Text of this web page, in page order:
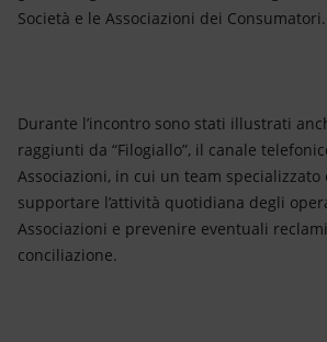
Società e le Associazioni dei Consumatori.
Durante l’incontro sono stati illustrati
raggiunti da “Filogiallo”, il canale
Associazioni, in cui un team
supportare l’attività quotidiana degli
Associazioni e prevenire eventuali
conciliazione.